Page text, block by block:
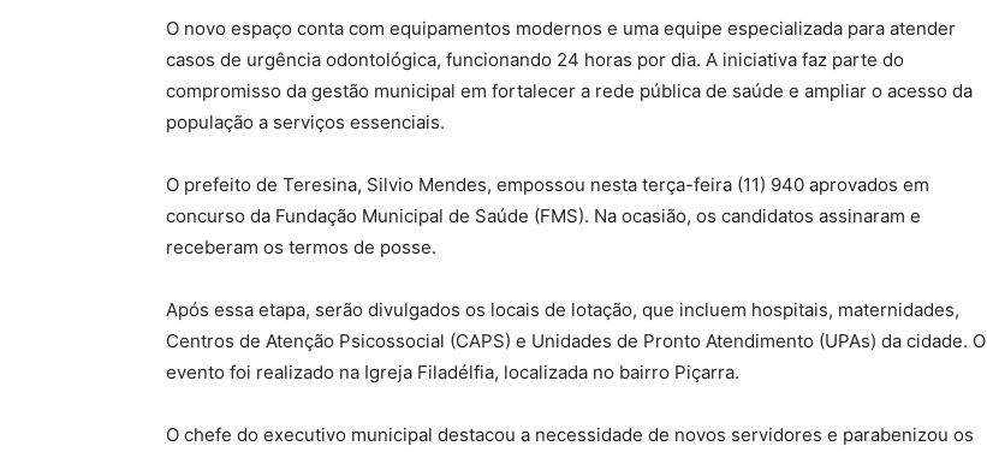
O novo espaço conta com equipamentos modernos e uma equipe especializada para atender
casos de urgência odontológica, funcionando 24 horas por dia. A iniciativa faz parte do
compromisso da gestão municipal em fortalecer a rede pública de saúde e ampliar o acesso da
população a serviços essenciais.
O prefeito de Teresina, Silvio Mendes, empossou nesta terça-feira (11) 940 aprovados em
concurso da Fundação Municipal de Saúde (FMS). Na ocasião, os candidatos assinaram e
receberam os termos de posse.
Após essa etapa, serão divulgados os locais de lotação, que incluem hospitais, maternidades,
Centros de Atenção Psicossocial (CAPS) e Unidades de Pronto Atendimento (UPAs) da cidade. O
evento foi realizado na Igreja Filadélfia, localizada no bairro Piçarra.
O chefe do executivo municipal destacou a necessidade de novos servidores e parabenizou os